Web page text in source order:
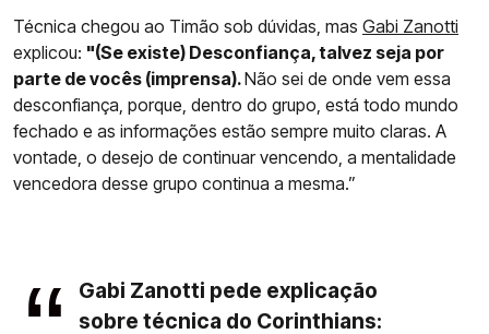
Técnica chegou ao Timão sob dúvidas, mas Gabi Zanotti
explicou: "(Se existe) Desconfiança, talvez seja por
parte de vocês (imprensa).Não sei de onde vem essa
desconfiança, porque, dentro do grupo, está todo mundo
fechado e as informações estão sempre muito claras. A
vontade, o desejo de continuar vencendo, a mentalidade
vencedora desse grupo continua a mesma.”
Gabi Zanotti pede explicação
sobre técnica do Corinthians: